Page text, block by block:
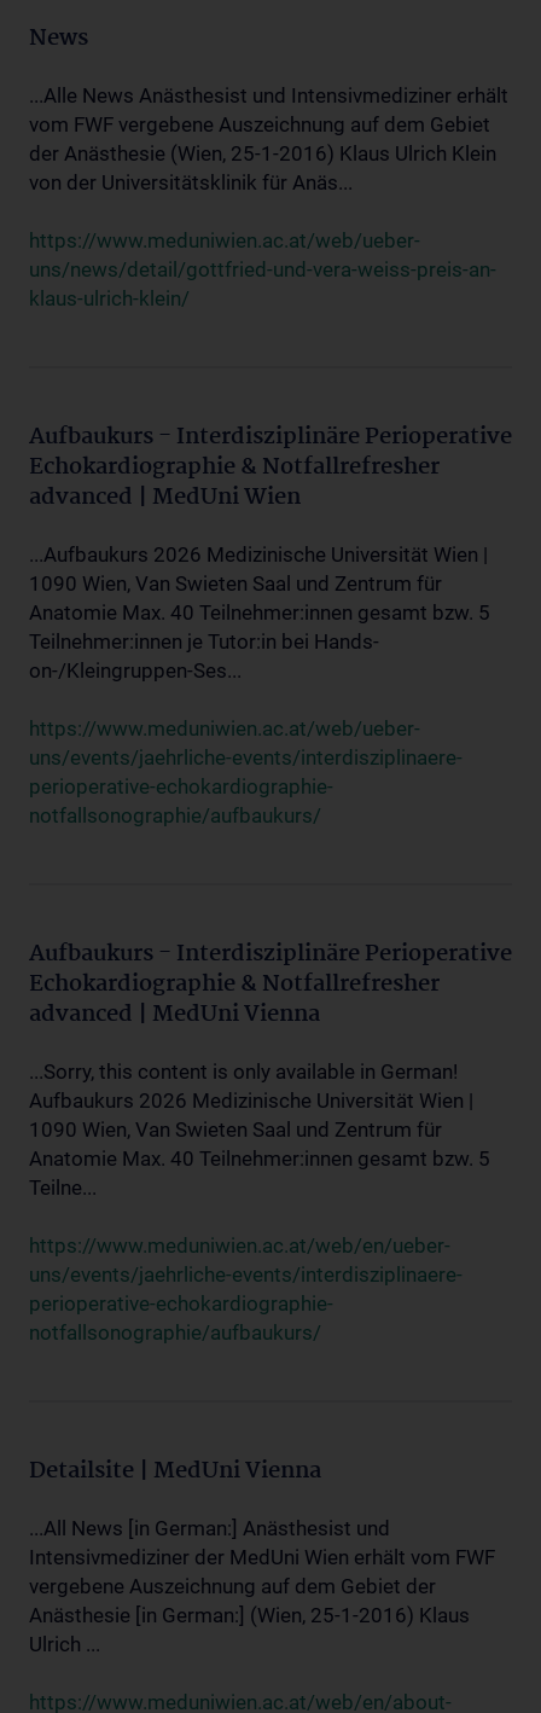
News
...Alle News Anästhesist und Intensivmediziner erhält
vom FWF vergebene Auszeichnung auf dem Gebiet
der Anästhesie (Wien, 25-1-2016) Klaus Ulrich Klein
von der Universitätsklinik für Anäs...
https://www.meduniwien.ac.at/web/ueber-
uns/news/detail/gottfried-und-vera-weiss-preis-an-
klaus-ulrich-klein/
Aufbaukurs - Interdisziplinäre Perioperative
Echokardiographie & Notfallrefresher
advanced | MedUni Wien
...Aufbaukurs 2026 Medizinische Universität Wien |
1090 Wien, Van Swieten Saal und Zentrum für
Anatomie Max. 40 Teilnehmer:innen gesamt bzw. 5
Teilnehmer:innen je Tutor:in bei Hands-
on-/Kleingruppen-Ses...
https://www.meduniwien.ac.at/web/ueber-
uns/events/jaehrliche-events/interdisziplinaere-
perioperative-echokardiographie-
notfallsonographie/aufbaukurs/
Aufbaukurs - Interdisziplinäre Perioperative
Echokardiographie & Notfallrefresher
advanced | MedUni Vienna
...Sorry, this content is only available in German!
Aufbaukurs 2026 Medizinische Universität Wien |
1090 Wien, Van Swieten Saal und Zentrum für
Anatomie Max. 40 Teilnehmer:innen gesamt bzw. 5
Teilne...
https://www.meduniwien.ac.at/web/en/ueber-
uns/events/jaehrliche-events/interdisziplinaere-
perioperative-echokardiographie-
notfallsonographie/aufbaukurs/
Detailsite | MedUni Vienna
...All News [in German:] Anästhesist und
Intensivmediziner der MedUni Wien erhält vom FWF
vergebene Auszeichnung auf dem Gebiet der
Anästhesie [in German:] (Wien, 25-1-2016) Klaus
Ulrich ...
https://www.meduniwien.ac.at/web/en/about-